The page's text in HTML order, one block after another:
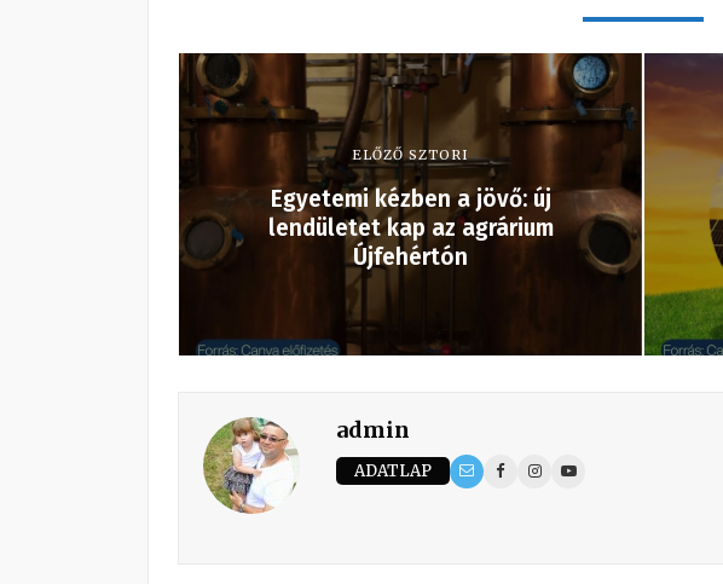
ELŐZŐ SZTORI
Egyetemi kézben a jövő: új
lendületet kap az agrárium
Újfehértón
admin
ADATLAP